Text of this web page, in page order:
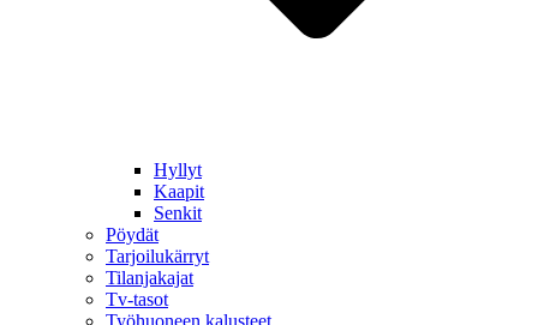
Hyllyt
Kaapit
Senkit
Pöydät
Tarjoilukärryt
Tilanjakajat
Tv-tasot
Työhuoneen kalusteet